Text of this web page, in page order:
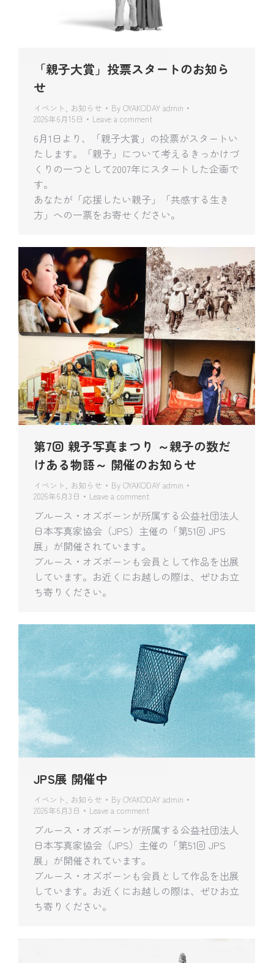
「親子大賞」投票スタートのお知ら
せ
イベント , お知らせ By OYAKODAY admin
2026年6月15日
Leave a comment
6月1日より、「親子大賞」の投票がスタートい
たします。「親子」について考えるきっかけづ
くりの一つとして2007年にスタートした企画で
す。
あなたが「応援したい親子」「共感する生き
方」への一票をお寄せください。
第7回 親子写真まつり ～親子の数だ
けある物語～ 開催のお知らせ
イベント お知らせ By OYAKODAY admin
2026年6月3日
Leave a comment
ブルース・オズボーンが所属する公益社団法人
日本写真家協会（JPS）主催の「第51回 JPS
展」が開催されています。
ブルース・オズボーンも会員として作品を出展
しています。お近くにお越しの際は、ぜひお立
ち寄りください。
JPS展 開催中
イベント お知らせ By OYAKODAY admin
2026年6月3日
Leave a comment
ブルース・オズボーンが所属する公益社団法人
日本写真家協会（JPS）主催の「第51回 JPS
展」が開催されています。
ブルース・オズボーンも会員として作品を出展
しています。お近くにお越しの際は、ぜひお立
ち寄りください。